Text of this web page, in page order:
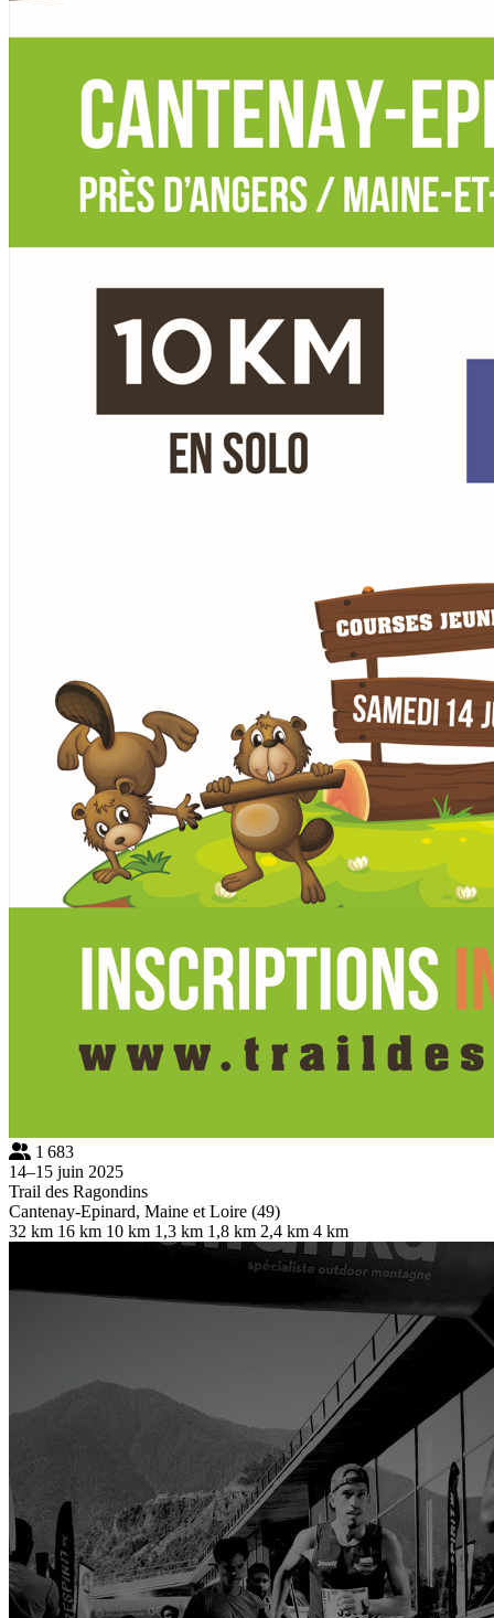
1 683
14–15 juin 2025
Trail des Ragondins
Cantenay-Epinard, Maine et Loire (49)
32 km 16 km 10 km 1,3 km 1,8 km 2,4 km 4 km